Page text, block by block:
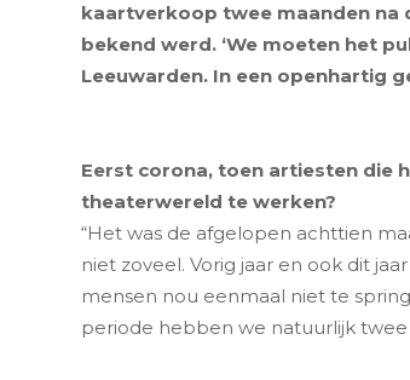
kaartverkoop twee maanden na
bekend werd. ‘We moeten het
Leeuwarden. In een openhartig
Eerst corona, toen artiesten die
theaterwereld te werken?
“Het was de afgelopen achttien
niet zoveel. Vorig jaar en ook dit
mensen nou eenmaal niet te
periode hebben we natuurlijk